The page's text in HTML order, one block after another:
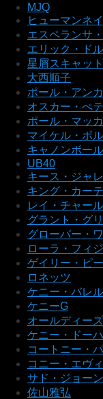
MJQ
ヒューマンネ
エスペランサ
エリック・ド
星屑スキャット
大西順子
ポール・アンカ
オスカー・ぺ
ポール・マッ
マイケル・ボ
キャノンボー
UB40
キース・ジャ
キング・カー
レイ・チャー
グラント・グ
グローバー・
ローラ・フィ
ゲイリー・ピ
ロネッツ
ケニー・バレル
ケニーG
オールディーズ
ケニー・ドー
コートニー・
コニー・エヴ
サド・ジョー
佐山雅弘